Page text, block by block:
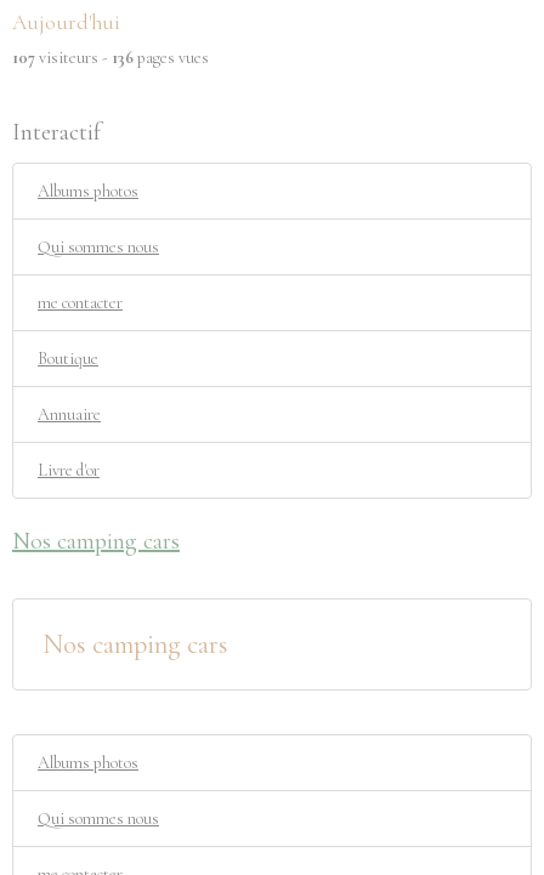
Aujourd'hui
107visiteurs - 136pages vues
Interactif
Albums photos
Qui sommes nous
me contacter
Boutique
Annuaire
Livre d'or
Nos camping cars
Nos camping cars
Albums photos
Qui sommes nous